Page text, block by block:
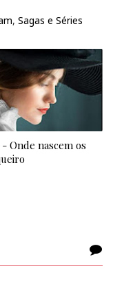
, Sagas e Séries
Onde nascem os